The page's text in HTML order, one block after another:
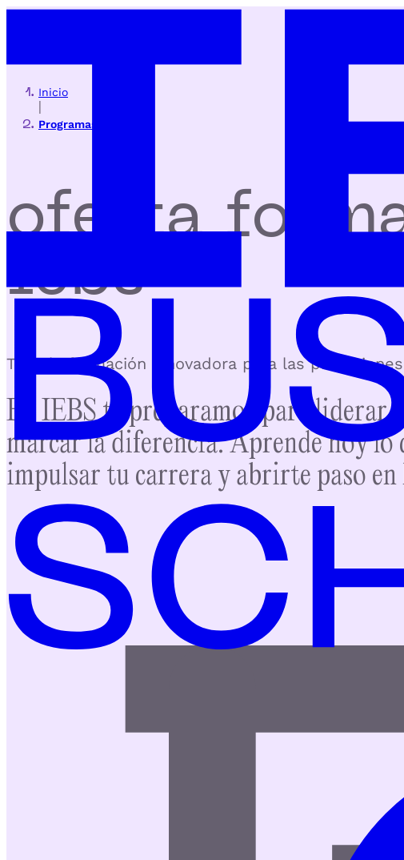
Inicio
Programas
oferta
iebs
Toda la formación innovadora para las
En IEBS te preparamos para liderar
marcar la diferencia.Aprende hoy lo
impulsar tu carrera y abrirte paso